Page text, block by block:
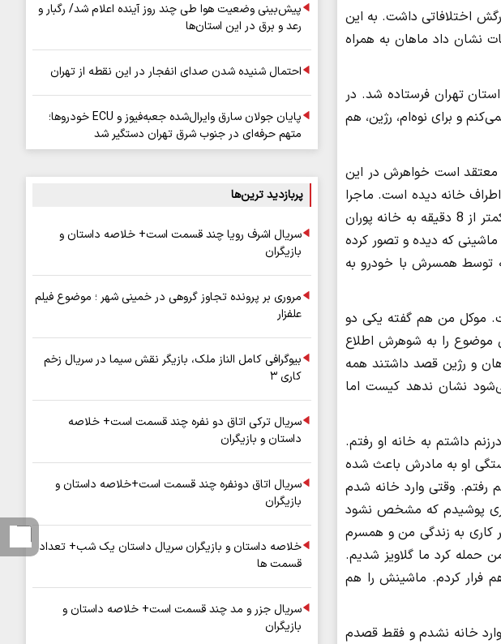
اختلافاتی داشت. به این
نشان داد ماهان به همراه
صادر و پرونده برای رسیدگی به شعبه 13 دادگاه کیفری استان تهران فرستاده شد. در
و برای نوه‌ام، رژین، هم
است خواهرش در این
خانه دیده است. ماجرا
از این قرار است که از محلی که ماشین مقتول رها شده تا خانه او 13 دقیقه راه است اما متهم در عرض کمتر از 8 دقیقه به خانه پوران
که دیده و تصور کرده
توسط همسرش با خودرو به
موکل من هم گفته یکی دو
موضوع را به شوهرش اطلاع
و رژین قصد داشتند همه
نشان ندهد کیست اما
داشتم به خانه او رفتم.
او به مادرش باعث شده
رفتم. وقتی وارد خانه شدم
پوشیدم که مشخص نشود
کاری به زندگی من و همسرم
حمله کرد ما گلاویز شدیم.
فرار کردم. ماشینش را هم
وارد خانه نشدم و فقط قصدم
پیش‌بینی وضعیت هوا طی چند روز آینده اعلام شد/ رگبار و
رعد و برق در این استان‌ها
احتمال شنیده شدن صدای انفجار در این نقطه از تهران
پایان جولان سارق وایرال‌شده جعبه‌فیوز و ECU خودروها؛
متهم حرفه‌ای در جنوب شرق تهران دستگیر شد
پربازدید ترین‌ها
سریال اشرف رویا چند قسمت است+ خلاصه داستان و
بازیگران
مروری بر پرونده تجاوز گروهی در خمینی شهر ؛ موضوع فیلم
علفزار
بیوگرافی کامل الناز ملک، بازیگر نقش سیما در سریال زخم
کاری ۳
سریال ترکی اتاق دو نفره چند قسمت است+ خلاصه
داستان و بازیگران
سریال اتاق دونفره چند قسمت است+خلاصه داستان و
بازیگران
خلاصه داستان و بازیگران سریال داستان یک شب+ تعداد
قسمت ها
سریال جزر و مد چند قسمت است+ خلاصه داستان و
بازیگران